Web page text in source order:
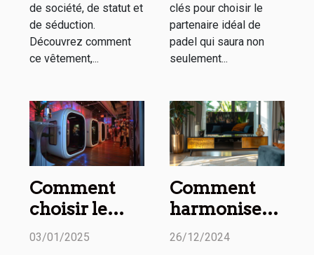
de société, de statut et
de séduction.
Découvrez comment
ce vêtement,...
clés pour choisir le
partenaire idéal de
padel qui saura non
seulement...
Comment
choisir le
meilleur
03/01/2025
Comment
harmoniser
un meuble
26/12/2024